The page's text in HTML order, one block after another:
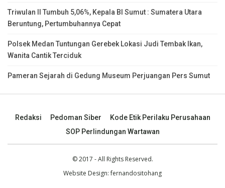
Triwulan II Tumbuh 5,06%, Kepala BI Sumut : Sumatera Utara
Beruntung, Pertumbuhannya Cepat
Polsek Medan Tuntungan Gerebek Lokasi Judi Tembak Ikan,
Wanita Cantik Terciduk
Pameran Sejarah di Gedung Museum Perjuangan Pers Sumut
Redaksi Pedoman Siber
Kode Etik Perilaku Perusahaan
SOP Perlindungan Wartawan
© 2017 - All Rights Reserved.
Website Design:fernandositohang